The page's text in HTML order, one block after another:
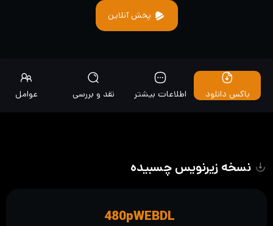
پخش آنلاین
باکس دانلود اطلاعات بیشتر نقد و بررسی عوامل
نسخه زیرنویس چسبیده
480pWEBDL